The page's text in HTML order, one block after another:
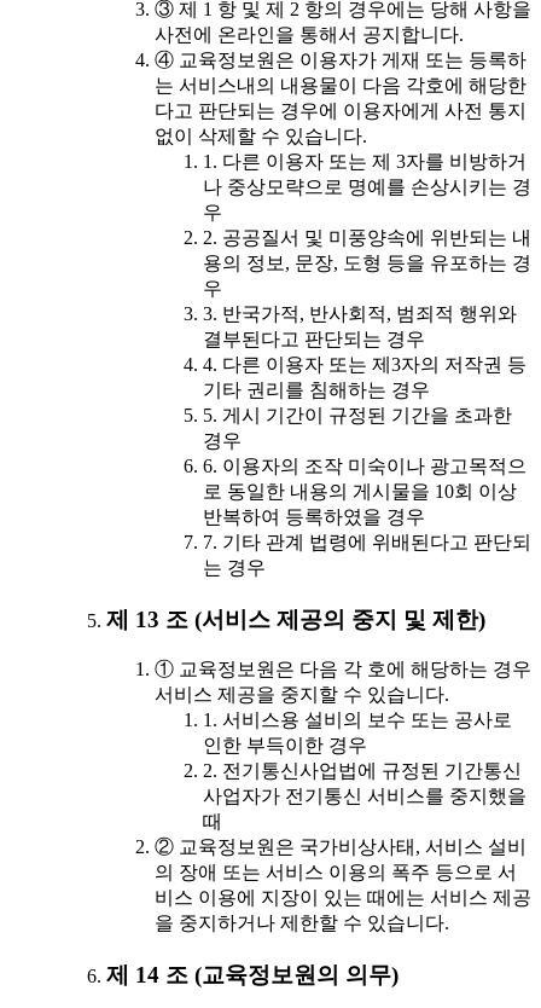
③ 제 1 항 및 제 2 항의 경우에는 당해 사항을
사전에 온라인을 통해서 공지합니다.
④ 교육정보원은 이용자가 게재 또는 등록하
는 서비스내의 내용물이 다음 각호에 해당한
다고 판단되는 경우에 이용자에게 사전 통지
없이 삭제할 수 있습니다.
1. 다른 이용자 또는 제 3자를 비방하거
나 중상모략으로 명예를 손상시키는 경
우
2. 공공질서 및 미풍양속에 위반되는 내
용의 정보, 문장, 도형 등을 유포하는 경
우
3. 반국가적, 반사회적, 범죄적 행위와
결부된다고 판단되는 경우
4. 다른 이용자 또는 제3자의 저작권 등
기타 권리를 침해하는 경우
5. 게시 기간이 규정된 기간을 초과한
경우
6. 이용자의 조작 미숙이나 광고목적으
로 동일한 내용의 게시물을 10회 이상
반복하여 등록하였을 경우
7. 기타 관계 법령에 위배된다고 판단되
는 경우
제 13 조 (서비스 제공의 중지 및 제한)
① 교육정보원은 다음 각 호에 해당하는 경우
서비스 제공을 중지할 수 있습니다.
1. 서비스용 설비의 보수 또는 공사로
인한 부득이한 경우
2. 전기통신사업법에 규정된 기간통신
사업자가 전기통신 서비스를 중지했을
때
② 교육정보원은 국가비상사태, 서비스 설비
의 장애 또는 서비스 이용의 폭주 등으로 서
비스 이용에 지장이 있는 때에는 서비스 제공
을 중지하거나 제한할 수 있습니다.
제 14 조 (교육정보원의 의무)